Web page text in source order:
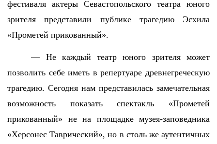
фестиваля актеры Севастопольского театра юного
зрителя представили публике трагедию Эсхила
«Прометей прикованный».
— Не каждый театр юного зрителя может
позволить себе иметь в репертуаре древнегреческую
трагедию. Сегодня нам представилась замечательная
возможность показать спектакль «Прометей
прикованный» не на площадке музея-заповедника
«Херсонес Таврический», но в столь же аутентичных